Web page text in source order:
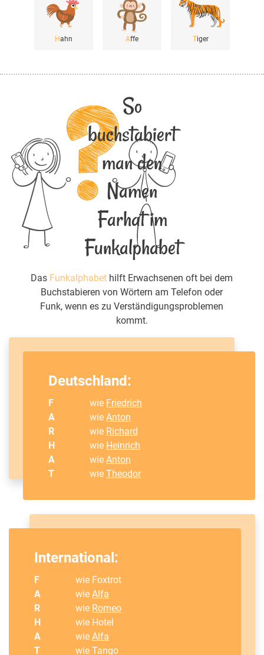
Hahn Affe Tiger
So
buchstabiert
man den
Namen
Farhat im
Funkalphabet
Das Funkalphabet hilft Erwachsenen oft bei dem
Buchstabieren von Wörtern am Telefon oder
Funk, wenn es zu Verständigungsproblemen
kommt.
Deutschland:
F wie Friedrich
A
wieAnton
R
wie Richard
H
wie Heinrich
A
wieAnton
T
wieTheodor
International:
F
wie Foxtrot
A
wieAlfa
R
wie Romeo
H
wie Hotel
A
wieAlfa
T
wie Tango